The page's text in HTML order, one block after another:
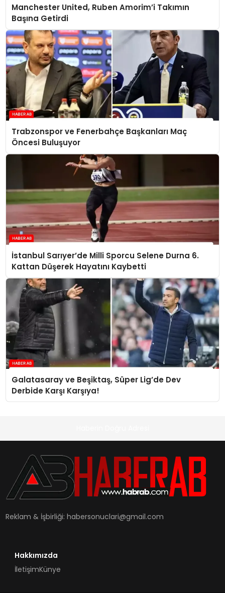
Manchester United, Ruben Amorim’i Takımın
Başına Getirdi
Trabzonspor ve Fenerbahçe Başkanları Maç
Öncesi Buluşuyor
İstanbul Sarıyer’de Milli Sporcu Selene Durna 6.
Kattan Düşerek Hayatını Kaybetti
Galatasaray ve Beşiktaş, Süper Lig’de Dev
Derbide Karşı Karşıya!
Reklam & İşbirliği:habersonuclari@gmail.com
Hakkımızda
İletişimKünye